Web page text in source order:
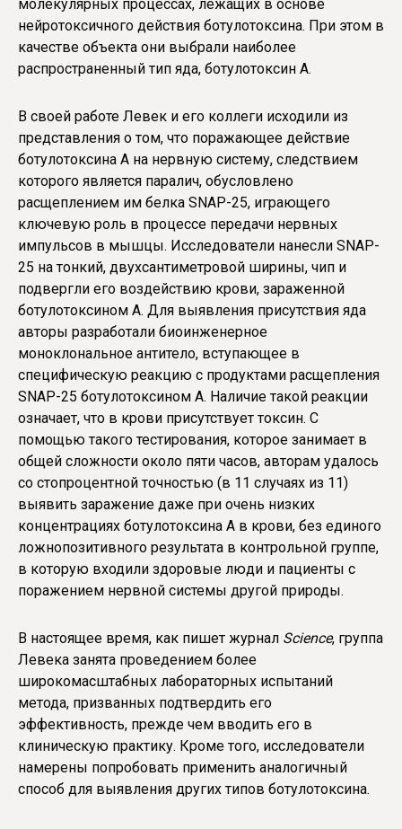
молекулярных процессах, лежащих в основе
нейротоксичного действия ботулотоксина. При этом в
качестве объекта они выбрали наиболее
распространенный тип яда, ботулотоксин А.
В своей работе Левек и его коллеги исходили из
представления о том, что поражающее действие
ботулотоксина А на нервную систему, следствием
которого является паралич, обусловлено
расщеплением им белка SNAP-25, играющего
ключевую роль в процессе передачи нервных
импульсов в мышцы. Исследователи нанесли SNAP-
25 на тонкий, двухсантиметровой ширины, чип и
подвергли его воздействию крови, зараженной
ботулотоксином А. Для выявления присутствия яда
авторы разработали биоинженерное
моноклональное антитело, вступающее в
специфическую реакцию с продуктами расщепления
SNAP-25 ботулотоксином А. Наличие такой реакции
означает, что в крови присутствует токсин. С
помощью такого тестирования, которое занимает в
общей сложности около пяти часов, авторам удалось
со стопроцентной точностью (в 11 случаях из 11)
выявить заражение даже при очень низких
концентрациях ботулотоксина А в крови, без единого
ложнопозитивного результата в контрольной группе,
в которую входили здоровые люди и пациенты с
поражением нервной системы другой природы.
В настоящее время, как пишет журнал Science, группа
Левека занята проведением более
широкомасштабных лабораторных испытаний
метода, призванных подтвердить его
эффективность, прежде чем вводить его в
клиническую практику. Кроме того, исследователи
намерены попробовать применить аналогичный
способ для выявления других типов ботулотоксина.